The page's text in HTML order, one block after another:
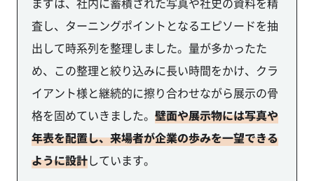
査し、ターニングポイントとなるエピソードを抽
出して時系列を整理しました。量が多かったた
め、この整理と絞り込みに長い時間をかけ、クラ
イアント様と継続的に擦り合わせながら展示の骨
格を固めていきました。 壁面や展示物には写真や
年表を配置し、来場者が企業の歩みを一望できる
ように設計しています。